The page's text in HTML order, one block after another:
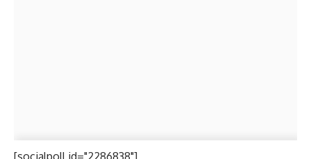
[socialpoll id="2286838"]